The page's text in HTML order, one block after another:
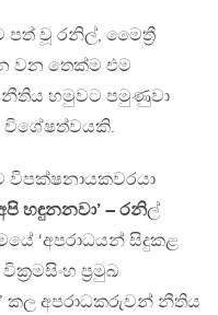
පත් වූ රනිල්, මෛත්‍රී
වන තෙක්ම එම
නීතිය හමුවට පමුණුවා
විශේෂත්වයකි.
විපක්ෂනායකවරයා
හඳුනනවා’ – රනිල්
‘අපරාධයන් සිදුකළ
ප්‍රමුඛ
කල අපරාධකරුවන් නීතිය